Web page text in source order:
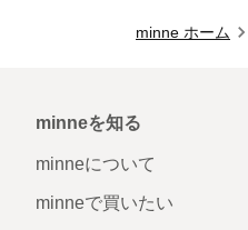
minne ホーム
minneを知る
minneについて
minneで買いたい